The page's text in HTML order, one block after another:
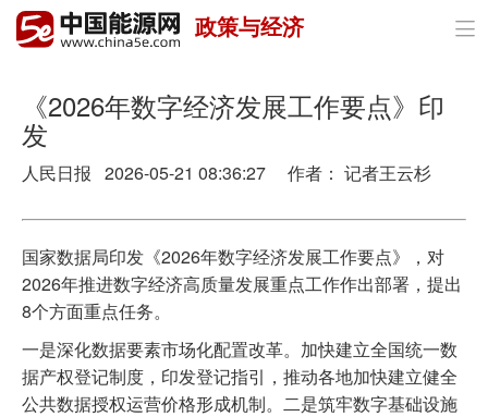
首页
政策与经济
电力
新能源
节能环保
分布式能源
政策与经济 
《2026年数字经济发展工作要点》印
发
人民日报 2026-05-21 08:36:27 作者： 记者王云杉
国家数据局印发《2026年数字经济发展工作要点》，对
2026年推进数字经济高质量发展重点工作作出部署，提出
8个方面重点任务。
一是深化数据要素市场化配置改革。加快建立全国统一数
据产权登记制度，印发登记指引，推动各地加快建立健全
公共数据授权运营价格形成机制。二是筑牢数字基础设施